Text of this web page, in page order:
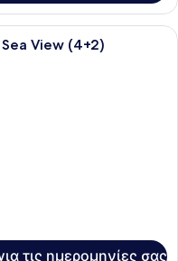
μπαρ, χρηματοκιβώτιο στο
View (4+2)
τις ημερομηνίες σας